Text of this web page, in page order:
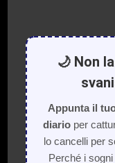
🌙 Non
Appunta il
diarioper
lo cancelli per
Perché i